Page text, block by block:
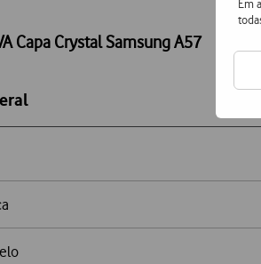
Em
Capa Crystal Samsung A57